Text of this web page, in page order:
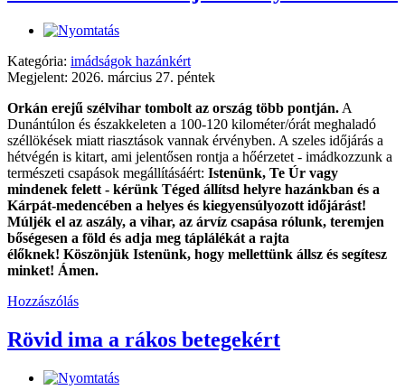
Kategória: imádságok hazánkért
Megjelent: 2026. március 27. péntek
Orkán erejű szélvihar tombolt az ország több pontján. A
Dunántúlon és északkeleten a 100-120 kilométer/órát meghaladó
széllökések miatt riasztások vannak érvényben. A szeles időjárás a
hétvégén is kitart, ami jelentősen rontja a hőérzetet - imádkozzunk a
természeti csapások megállításáért: Istenünk, Te Úr vagy
mindenek felett - kérünk Téged állítsd helyre hazánkban és a
Kárpát-medencében a helyes és kiegyensúlyozott időjárást!
Múljék el az aszály, a vihar, az árvíz csapása rólunk, teremjen
bőségesen a föld és adja meg táplálékát a rajta
élőknek! Köszönjük Istenünk, hogy mellettünk állsz és segítesz
minket! Ámen.
Hozzászólás
Rövid ima a rákos betegekért